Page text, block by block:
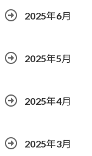
2025年6月
2025年5月
2025年4月
2025年3月